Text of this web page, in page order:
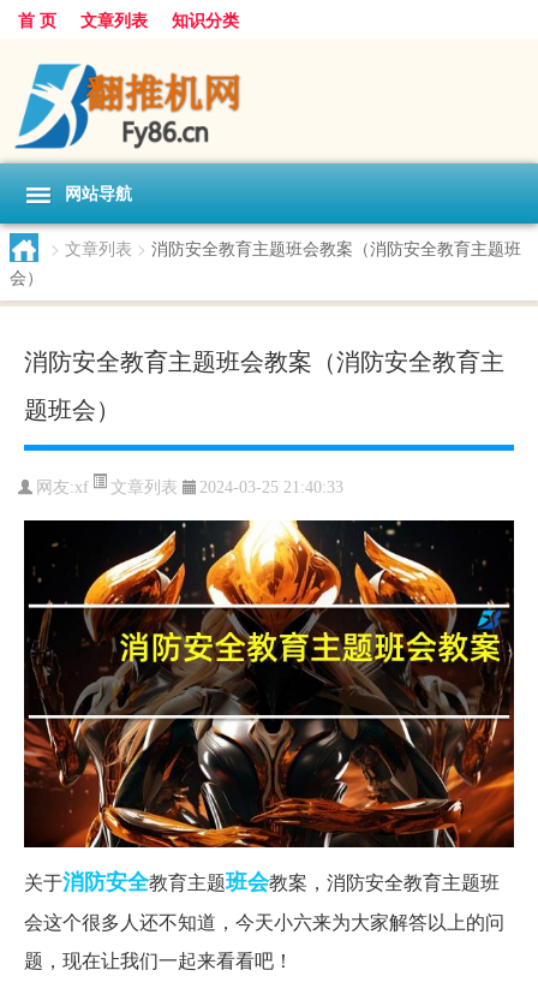
首 页 文章列表 知识分类
网站导航
> 文章列表 > 消防安全教育主题班会教案（消防安全教育主题班
会）
消防安全教育主题班会教案（消防安全教育主
题班会）
网友:xf 文章列表 2024-03-25 21:40:33
关于消防安全教育主题班会教案，消防安全教育主题班
会这个很多人还不知道，今天小六来为大家解答以上的问
题，现在让我们一起来看看吧！